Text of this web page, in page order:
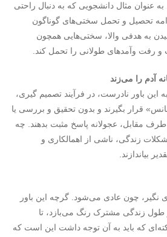
عنوان مثال دانشجویی که به دنبال راحتی
تحصیل و تحمل سختی‌های گوناگون
به هدفی والا، سختی‌هایی همچون
و رفت­ وآمدهای طولانی را تحمل کند.
این باور نادرست، در فرآیند تصمیم گیری،
قرار بگیرند و بدون تحقیق و بررسی یا
مقابل، عجولانه پاسخ مثبت بدهند. چه
زندگی، ناشی از اهمال­کاری و
بیاندازند.
نگیر، چون عادی می‌شود. گرچه این باور
طول زندگی مشترک رنگ می‌بازد، تا
که باید به آن توجه داشت این است که